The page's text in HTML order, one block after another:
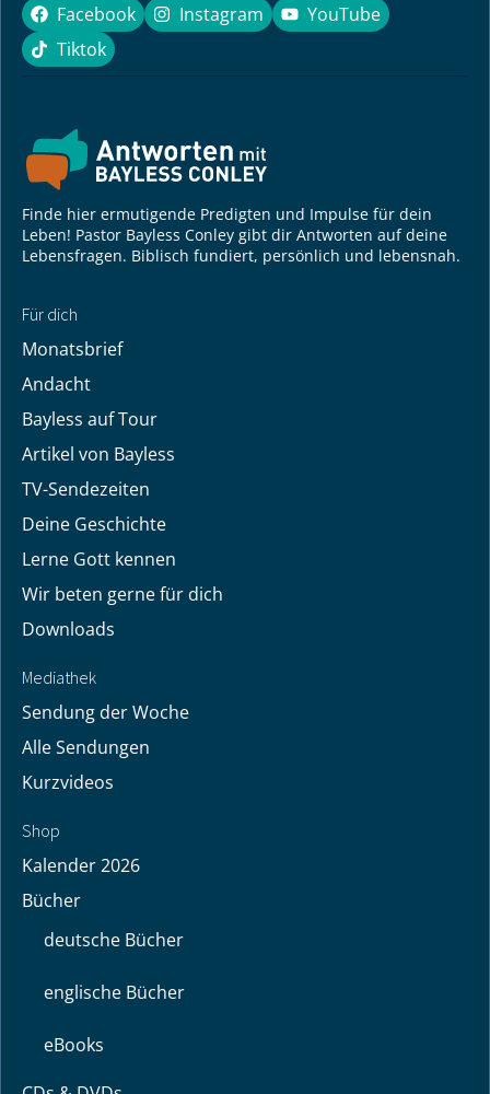
Facebook
Facebook Instagram
Instagram YouTube
YouTube
Tiktok
Tiktok
Finde hier ermutigende Predigten und Impulse für dein
Leben! Pastor Bayless Conley gibt dir Antworten auf deine
Lebensfragen. Biblisch fundiert, persönlich und lebensnah.
Für dich
Monatsbrief
Andacht
Bayless auf Tour
Artikel von Bayless
TV-Sendezeiten
Deine Geschichte
Lerne Gott kennen
Wir beten gerne für dich
Downloads
Mediathek
Sendung der Woche
Alle Sendungen
Kurzvideos
Shop
Kalender 2026
Bücher
deutsche Bücher
englische Bücher
eBooks